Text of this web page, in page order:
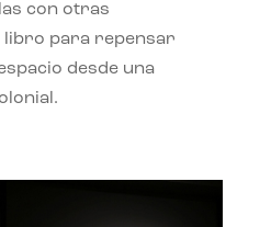
con otras
libro para repensar
desde una